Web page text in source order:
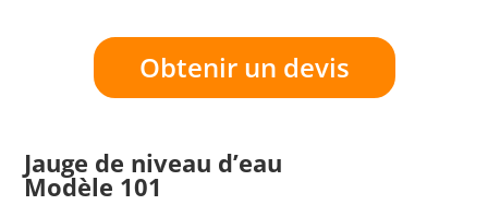
Obtenir un devis
Jauge de niveau d’eau
Modèle 101